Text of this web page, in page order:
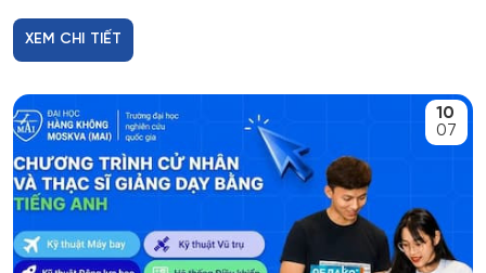
XEM CHI TIẾT
10
07